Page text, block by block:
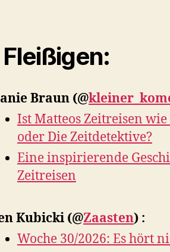
Fleißigen:
Braun (@
Ist Matteos Zeitreisen
oder Die Zeitdetektive?
Eine inspirierende
Zeitreisen
Kubicki (@Zaasten) :
Woche 30/2026: Es hört